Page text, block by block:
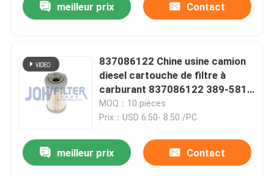
meilleur prix Contact
837086122 Chine usine camion
diesel cartouche de filtre à
carburant 837086122 389-5819
PF46049 363-5819
MOQ：10 pièces
Prix：USD 6.50- 8.50 /PC
meilleur prix Contact